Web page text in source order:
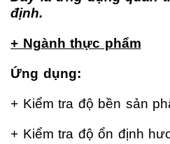
định.
+ Ngành thực phẩm
Ứng dụng:
+ Kiểm tra độ bền sản
+ Kiểm tra độ ổn định